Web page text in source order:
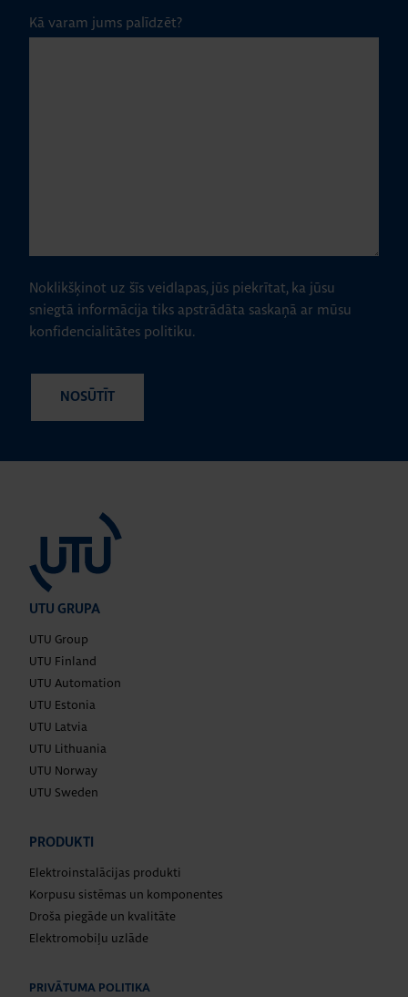
Kā varam jums palīdzēt?
Noklikšķinot uz šīs veidlapas, jūs piekrītat, ka jūsu
sniegtā informācija tiks apstrādāta saskaņā ar mūsu
konfidencialitātes politiku.
UTU GRUPA
UTU Group
UTU Finland
UTU Automation
UTU Estonia
UTU Latvia
UTU Lithuania
UTU Norway
UTU Sweden
PRODUKTI
Elektroinstalācijas produkti
Korpusu sistēmas un komponentes
Droša piegāde un kvalitāte
Elektromobiļu uzlāde
PRIVĀTUMA POLITIKA